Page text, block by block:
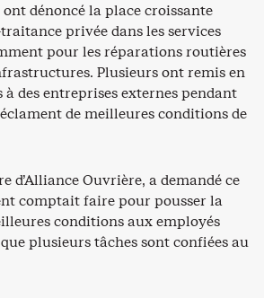
dénoncé la place croissante
privée dans les services
pour les réparations routières
Plusieurs ont remis en
des entreprises externes pendant
de meilleures conditions de
d’Alliance Ouvrière, a demandé ce
comptait faire pour pousser la
conditions aux employés
plusieurs tâches sont confiées au